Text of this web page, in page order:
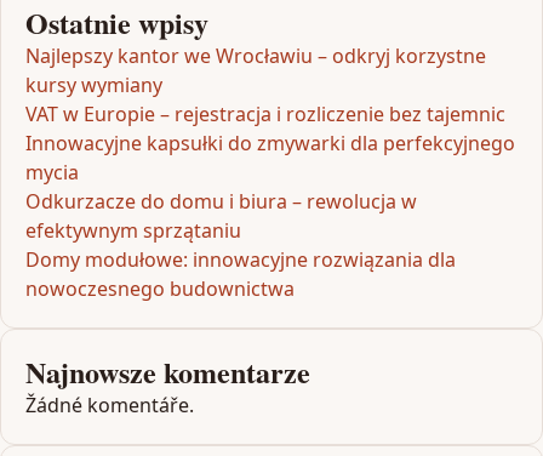
Ostatnie wpisy
Najlepszy kantor we Wrocławiu – odkryj korzystne
kursy wymiany
VAT w Europie – rejestracja i rozliczenie bez tajemnic
Innowacyjne kapsułki do zmywarki dla perfekcyjnego
mycia
Odkurzacze do domu i biura – rewolucja w
efektywnym sprzątaniu
Domy modułowe: innowacyjne rozwiązania dla
nowoczesnego budownictwa
Najnowsze komentarze
Žádné komentáře.